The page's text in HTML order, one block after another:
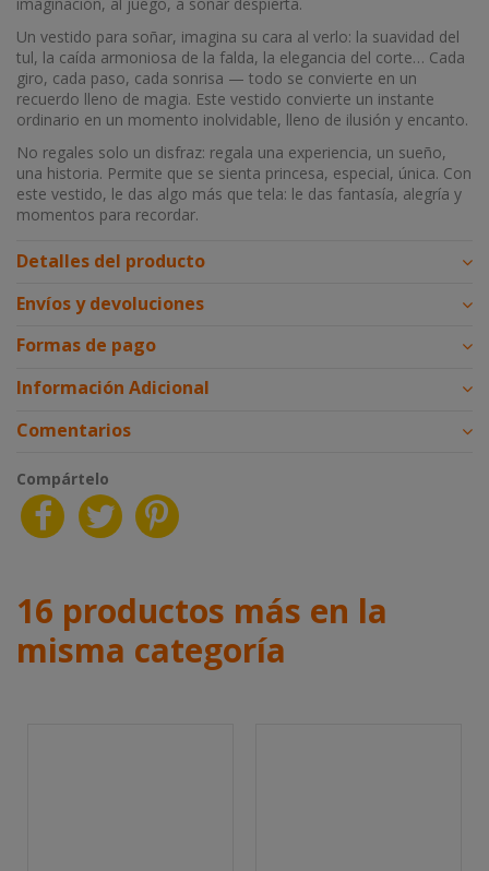
Un vestido para soñar, imagina su cara al verlo: la suavidad del
tul, la caída armoniosa de la falda, la elegancia del corte… Cada
giro, cada paso, cada sonrisa — todo se convierte en un
recuerdo lleno de magia. Este vestido convierte un instante
ordinario en un momento inolvidable, lleno de ilusión y encanto.
No regales solo un disfraz: regala una experiencia, un sueño,
una historia. Permite que se sienta princesa, especial, única. Con
este vestido, le das algo más que tela: le das fantasía, alegría y
momentos para recordar.
Detalles del producto
Envíos y devoluciones
Formas de pago
Información Adicional
Comentarios
Compártelo
16 productos más en la
misma categoría